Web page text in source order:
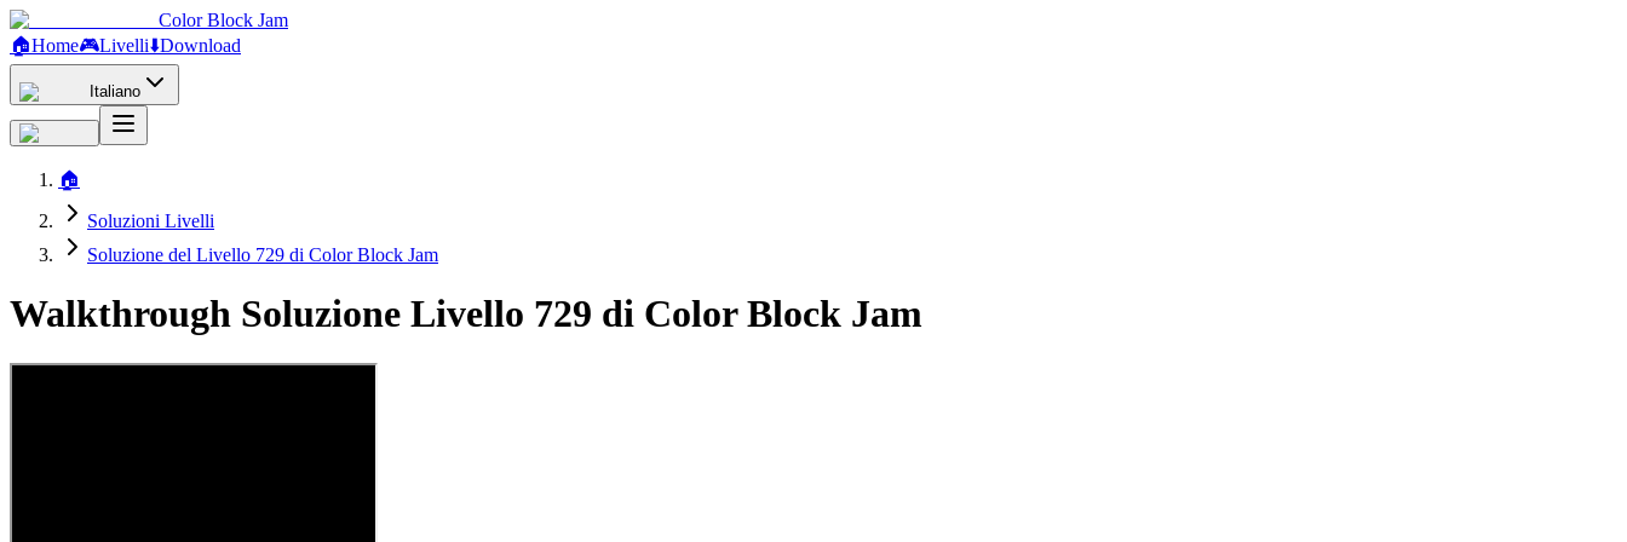
Color Block Jam
🏠Home🎮Livelli⬇️Download
Italiano
🏠
Soluzioni Livelli
Soluzione del Livello 729 di Color Block Jam
Walkthrough Soluzione Livello 729 di Color Block Jam